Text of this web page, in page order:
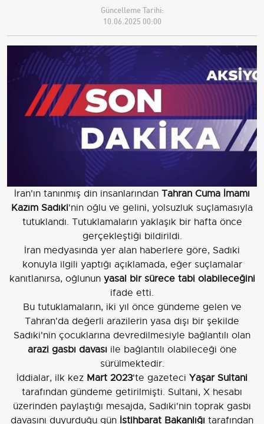
Güncelleme Tarihi:
10.06.2025 00:00
İran'ın tanınmış din insanlarından Tahran Cuma İmamı
Kazım Sadıki'nin oğlu ve gelini, yolsuzluk suçlamasıyla
tutuklandı. Tutuklamaların yaklaşık bir hafta önce
gerçekleştiği bildirildi.
İran medyasında yer alan haberlere göre, Sadıki
konuyla ilgili yaptığı açıklamada, eğer suçlamalar
kanıtlanırsa, oğlunun yasal bir sürece tabi olabileceğini
ifade etti.
Bu tutuklamaların, iki yıl önce gündeme gelen ve
Tahran'da değerli arazilerin yasa dışı bir şekilde
Sadıki'nin çocuklarına devredilmesiyle bağlantılı olan
arazi gasbı davası ile bağlantılı olabileceği öne
sürülmektedir.
İddialar, ilk kez Mart 2023'te gazeteci Yaşar Sultani
tarafından gündeme getirilmişti. Sultani, X hesabı
üzerinden paylaştığı mesajda, Sadıki'nin toprak gasbı
davasını duyurduğu gün İstihbarat Bakanlığı tarafından